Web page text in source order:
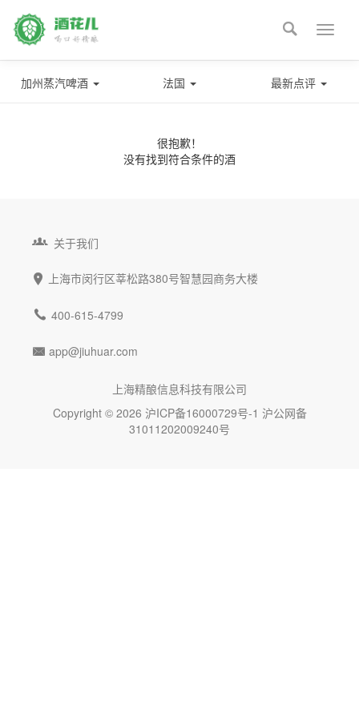
Toggle

加州蒸汽啤酒 法国 最新点评
很抱歉！
没有找到符合条件的酒
 关于我们
 上海市闵行区莘松路380号智慧园商务大楼
 400-615-4799
 app@jiuhuar.com
上海精酿信息科技有限公司
Copyright © 2026 沪ICP备16000729号-1 沪公网备
31011202009240号